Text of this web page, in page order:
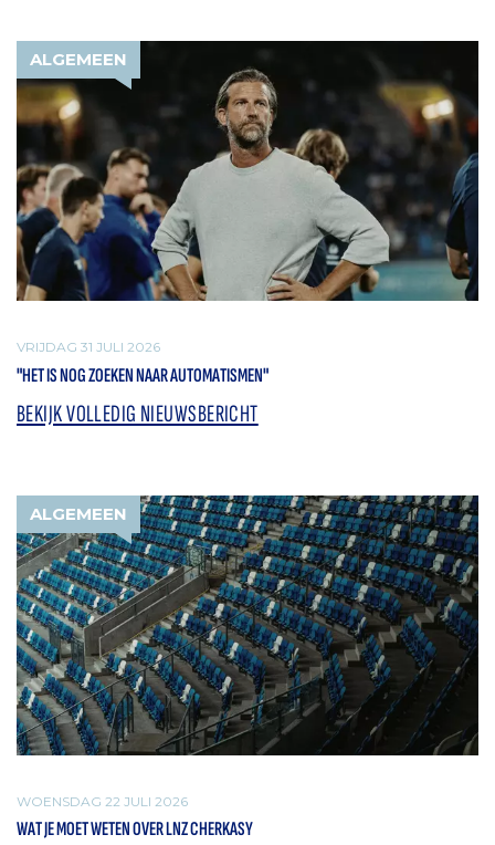
ALGEMEEN
VRIJDAG 31 JULI 2026
"HET IS NOG ZOEKEN NAAR AUTOMATISMEN"
BEKIJK VOLLEDIG NIEUWSBERICHT
ALGEMEEN
WOENSDAG 22 JULI 2026
WAT JE MOET WETEN OVER LNZ CHERKASY